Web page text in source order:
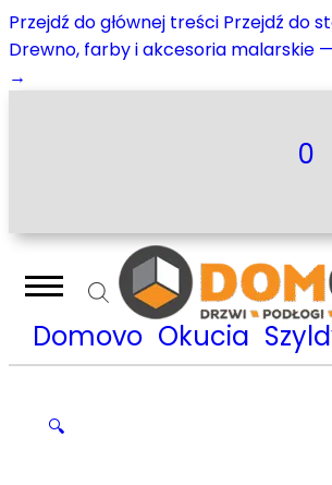
Przejdź do głównej treści Przejdź do
Drewno, farby i akcesoria malarskie
→
0
Domovo Okucia
🔍